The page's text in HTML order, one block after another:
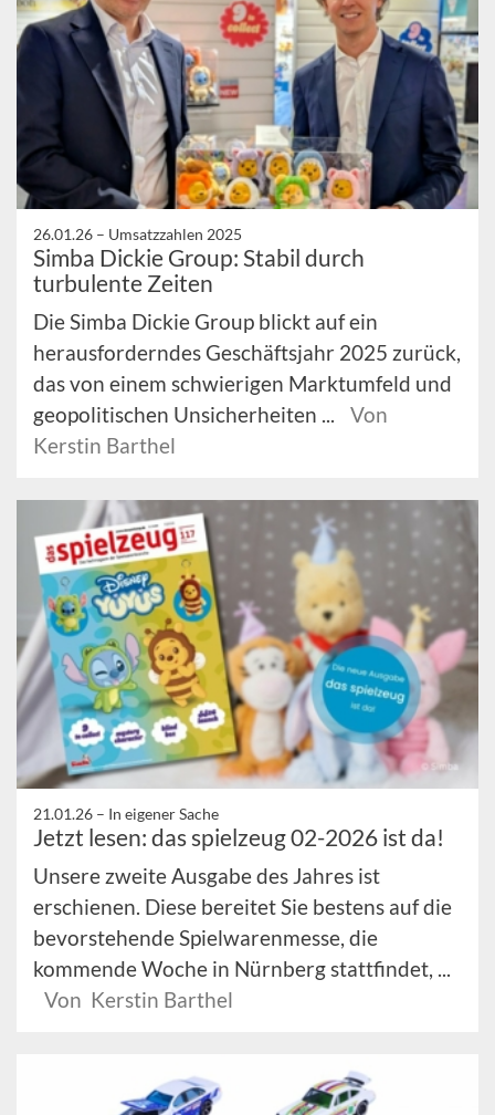
26.01.26 – Umsatzzahlen 2025
Simba Dickie Group: Stabil durch
turbulente Zeiten
Die Simba Dickie Group blickt auf ein
herausforderndes Geschäftsjahr 2025 zurück,
das von einem schwierigen Marktumfeld und
geopolitischen Unsicherheiten ...
Von
Kerstin Barthel
21.01.26 – In eigener Sache
Jetzt lesen: das spielzeug 02-2026 ist da!
Unsere zweite Ausgabe des Jahres ist
erschienen. Diese bereitet Sie bestens auf die
bevorstehende Spielwarenmesse, die
kommende Woche in Nürnberg stattfindet, ...
Von Kerstin Barthel